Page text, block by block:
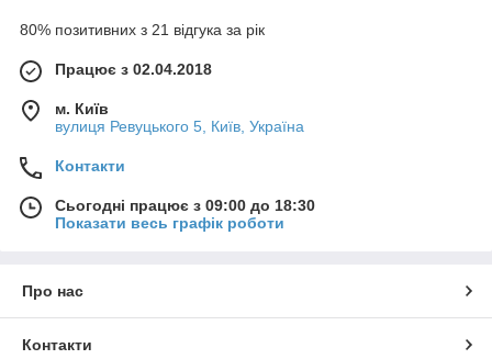
80% позитивних з 21 відгука за рік
Працює з 02.04.2018
м. Київ
вулиця Ревуцького 5, Київ, Україна
Контакти
Сьогодні працює з 09:00 до 18:30
Показати весь графік роботи
Про нас
Контакти